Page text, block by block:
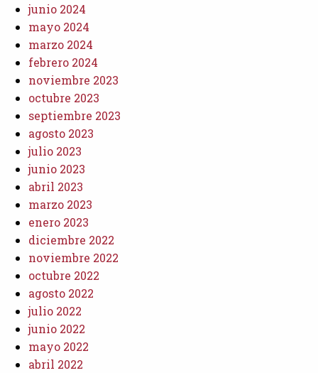
junio 2024
mayo 2024
marzo 2024
febrero 2024
noviembre 2023
octubre 2023
septiembre 2023
agosto 2023
julio 2023
junio 2023
abril 2023
marzo 2023
enero 2023
diciembre 2022
noviembre 2022
octubre 2022
agosto 2022
julio 2022
junio 2022
mayo 2022
abril 2022